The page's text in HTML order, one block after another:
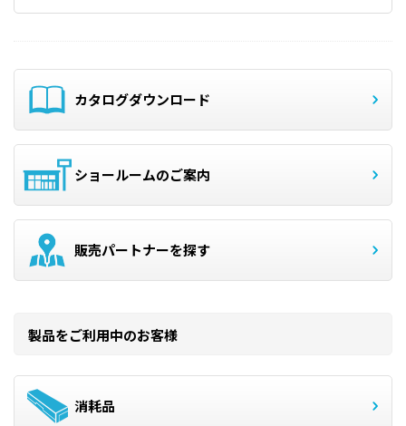
カタログダウンロード
ショールームのご案内
販売パートナーを探す
製品をご利用中のお客様
消耗品